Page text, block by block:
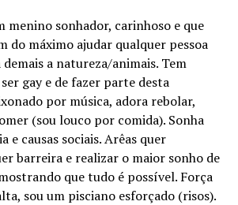
menino sonhador, carinhoso e que
do máximo ajudar qualquer pessoa
demais a natureza/animais. Tem
gay e de fazer parte desta
por música, adora rebolar,
(sou louco por comida). Sonha
e causas sociais. Arêas quer
barreira e realizar o maior sonho de
que tudo é possível. Força
sou um pisciano esforçado (risos).